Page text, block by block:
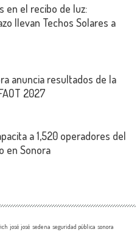
en el recibo de luz:
llevan Techos Solares a
anuncia resultados de la
2027
a 1,520 operadores del
en Sonora
josé josé sedena seguridad pública sonora